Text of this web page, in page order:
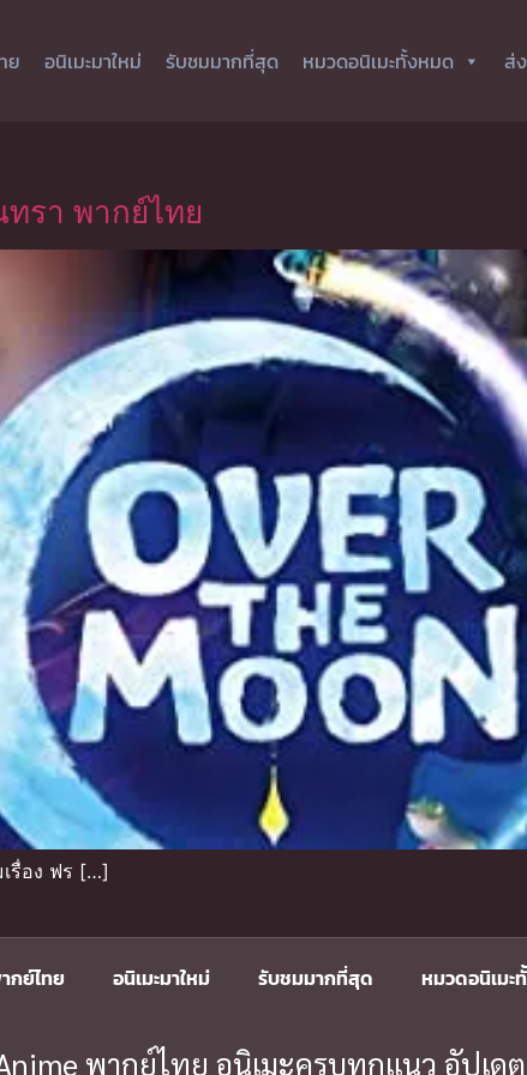
ย อนิเมะมาใหม่ รับชมมากที่สุด หมวดอนิเมะทั้งหมด ส่
รา พากย์ไทย
รื่อง ฟร […]
กย์ไทย อนิเมะมาใหม่ รับชมมากที่สุด หมวดอนิเมะ
พากย์ไทย อนิเมะครบทุกแนว อัปเ